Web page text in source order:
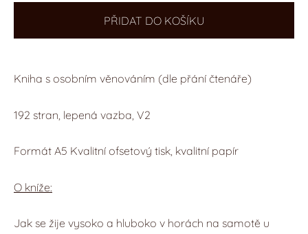
PŘIDAT DO KOŠÍKU
Kniha s osobním věnováním (dle přání čtenáře)
192 stran, lepená vazba, V2
Formát A5 Kvalitní ofsetový tisk, kvalitní papír
O kníže:
Jak se žije vysoko a hluboko v horách na samotě u